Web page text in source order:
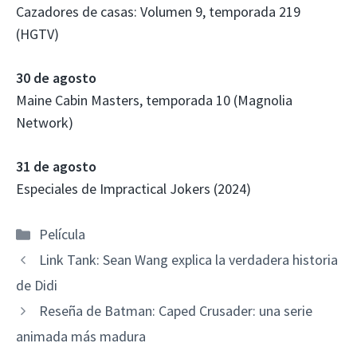
Cazadores de casas: Volumen 9, temporada 219
(HGTV)
30 de agosto
Maine Cabin Masters, temporada 10 (Magnolia
Network)
31 de agosto
Especiales de Impractical Jokers (2024)
Categorías
Película
Link Tank: Sean Wang explica la verdadera historia
de Didi
Reseña de Batman: Caped Crusader: una serie
animada más madura